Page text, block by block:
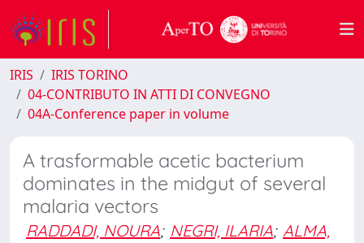
IRIS
IRIS TORINO
04-CONTRIBUTO IN ATTI DI CONVEGNO
04A-Conference paper in volume
A trasformable acetic bacterium
dominates in the midgut of several
malaria vectors
RADDADI, NOURA; NEGRI, ILARIA; ALMA,